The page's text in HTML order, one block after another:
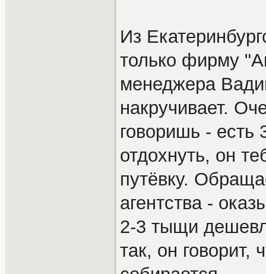
Из
только фирму
менеджера
накручивает.
говоришь - есть
отдохнуть, он
путёвку.
агентства -
2-3 тыщи
так, он говорит,